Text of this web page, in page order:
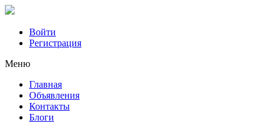
Войти
Регистрация
Mеню
Главная
Объявления
Контакты
Блоги